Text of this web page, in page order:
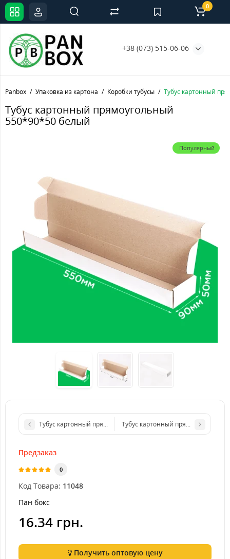
+38 (073) 515-06-06
0
Panbox Упаковка из картона Коробки тубусы Тубус картонный
Тубус картонный прямоугольный
550*90*50 белый
Популярный
Тубус картонный прямоугольный 1200*100*70 бурый. GFR
Тубус картонный прямоугольный
Предзаказ
0
Код Товара: 11048
Пан бокс
16.34 грн.
Получить оптовую цену